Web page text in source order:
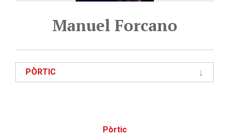
Manuel Forcano
PÒRTIC
Pòrtic